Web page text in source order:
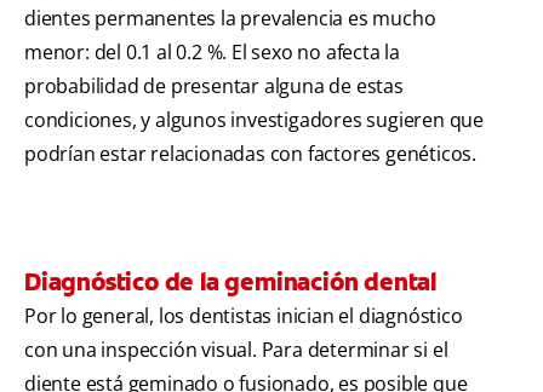
dientes permanentes la prevalencia es mucho
menor: del 0.1 al 0.2 %. El sexo no afecta la
probabilidad de presentar alguna de estas
condiciones, y algunos investigadores sugieren que
podrían estar relacionadas con factores genéticos.
Diagnóstico de la geminación dental
Por lo general, los dentistas inician el diagnóstico
con una inspección visual. Para determinar si el
diente está geminado o fusionado, es posible que